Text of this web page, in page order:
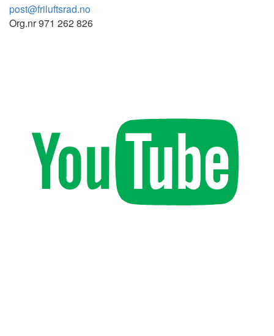
post@friluftsrad.no
Org.nr 971 262 826